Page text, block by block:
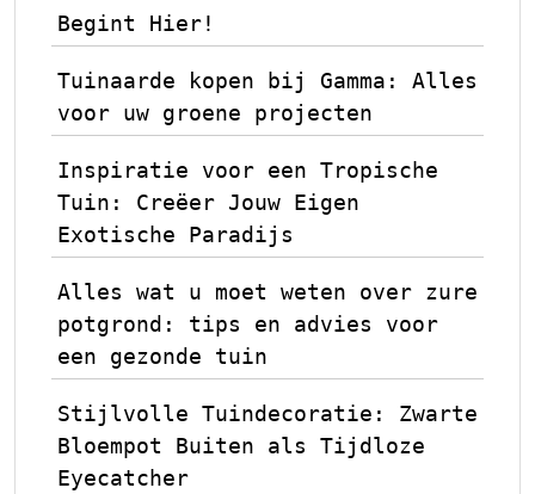
Begint Hier!
Tuinaarde kopen bij Gamma: Alles
voor uw groene projecten
Inspiratie voor een Tropische
Tuin: Creëer Jouw Eigen
Exotische Paradijs
Alles wat u moet weten over zure
potgrond: tips en advies voor
een gezonde tuin
Stijlvolle Tuindecoratie: Zwarte
Bloempot Buiten als Tijdloze
Eyecatcher